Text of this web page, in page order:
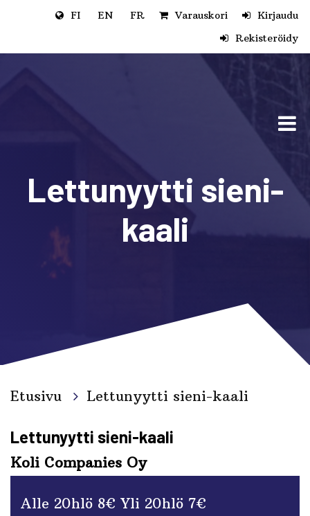
Siirry pääsisältöön
FI EN FR Varauskori
Kirjaudu
Rekisteröidy
Lettunyytti sieni-
kaali
Etusivu Lettunyytti sieni-kaali
Lettunyytti sieni-kaali
Koli Companies Oy
Alle 20hlö 8€ Yli 20hlö 7€